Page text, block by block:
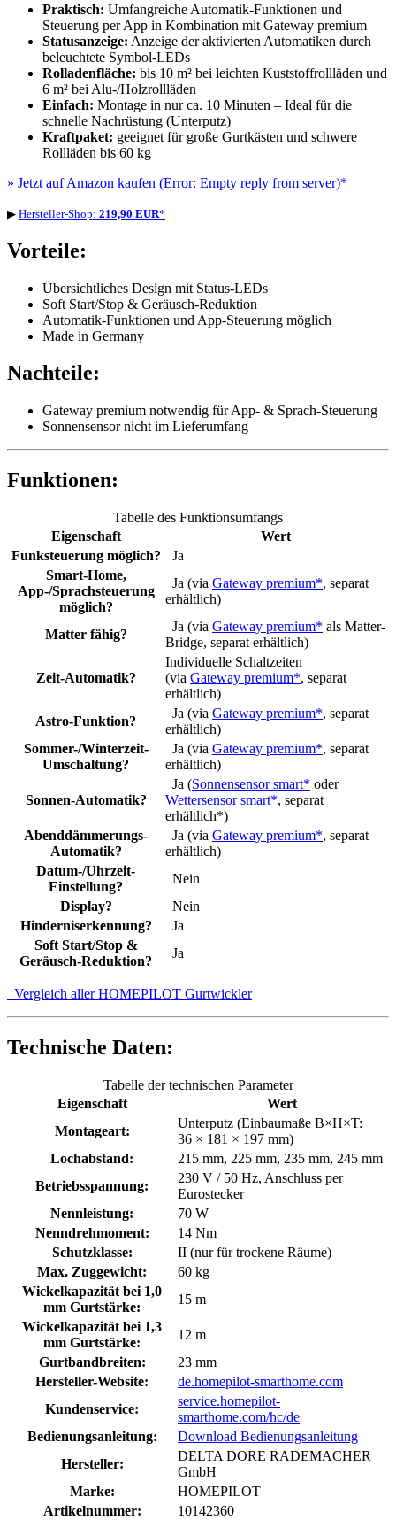
Praktisch: Umfangreiche Automatik-Funktionen und
Steuerung per App in Kombination mit Gateway premium
Statusanzeige: Anzeige der aktivierten Automatiken durch
beleuchtete Symbol-LEDs
Rolladenfläche: bis 10 m² bei leichten Kuststoffrollläden und
6 m² bei Alu-/Holzrollläden
Einfach: Montage in nur ca. 10 Minuten – Ideal für die
schnelle Nachrüstung (Unterputz)
Kraftpaket: geeignet für große Gurtkästen und schwere
Rollläden bis 60 kg
» Jetzt auf Amazon kaufen (Error: Empty reply from server)*
▶ Hersteller-Shop: 219,90 EUR*
Vorteile:
Übersichtliches Design mit Status-LEDs
Soft Start/Stop & Geräusch-Reduktion
Automatik-Funktionen und App-Steuerung möglich
Made in Germany
Nachteile:
Gateway premium notwendig für App- & Sprach-Steuerung
Sonnensensor nicht im Lieferumfang
Funktionen:
Tabelle des Funktionsumfangs
Eigenschaft
Wert
Funksteuerung möglich?
Ja
Smart-Home,
App-/Sprachsteuerung
möglich?
Ja (via Gateway premium*, separat
erhältlich)
Matter fähig?
Ja (via Gateway premium* als Matter-
Bridge, separat erhältlich)
Zeit-Automatik?
Individuelle Schaltzeiten
(via Gateway premium*, separat
erhältlich)
Astro-Funktion?
Ja (via Gateway premium*, separat
erhältlich)
Sommer-/Winterzeit-
Umschaltung?
Ja (via Gateway premium*, separat
erhältlich)
Sonnen-Automatik?
Ja (Sonnensensor smart* oder
Wettersensor smart*, separat
erhältlich*)
Abenddämmerungs-
Automatik?
Ja (via Gateway premium*, separat
erhältlich)
Datum-/Uhrzeit-
Einstellung?
Nein
Display?
Nein
Hinderniserkennung?
Ja
Soft Start/Stop &
Geräusch-Reduktion?
Ja
Vergleich aller HOMEPILOT Gurtwickler
Technische Daten:
Tabelle der technischen Parameter
Eigenschaft
Wert
Montageart:
Unterputz (Einbaumaße B×H×T:
36 × 181 × 197 mm)
Lochabstand:
215 mm, 225 mm, 235 mm, 245 mm
Betriebsspannung:
230 V / 50 Hz, Anschluss per
Eurostecker
Nennleistung:
70 W
Nenndrehmoment:
14 Nm
Schutzklasse:
II (nur für trockene Räume)
Max. Zuggewicht:
60 kg
Wickelkapazität bei 1,0
mm Gurtstärke:
15 m
Wickelkapazität bei 1,3
mm Gurtstärke:
12 m
Gurtbandbreiten:
23 mm
Hersteller-Website:
de.homepilot-smarthome.com
Kundenservice:
service.homepilot-
smarthome.com/hc/de
Bedienungsanleitung:
Download Bedienungsanleitung
Hersteller:
DELTA DORE RADEMACHER
GmbH
Marke:
HOMEPILOT
Artikelnummer:
10142360